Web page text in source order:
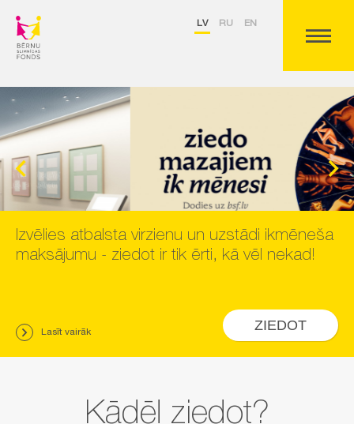
LV RU EN
Izvēlies atbalsta virzienu un uzstādi ikmēneša
maksājumu - ziedot ir tik ērti, kā vēl nekad!
ZIEDOT
Lasīt vairāk
Kādēļ ziedot?